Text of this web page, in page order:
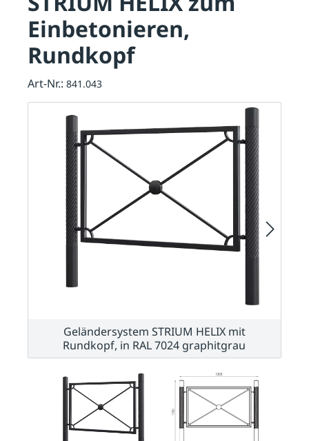
Einbetonieren,
Rundkopf
Art-Nr.: 841.043
Geländersystem STRIUM HELIX mit
Rundkopf, in RAL 7024 graphitgrau